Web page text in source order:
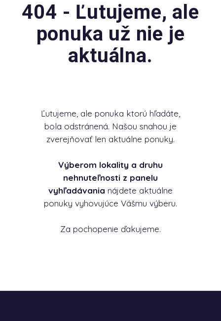
404 - Ľutujeme, ale
ponuka už nie je
aktuálna.
Ľutujeme, ale ponuka ktorú hľadáte,
bola odstránená. Našou snahou je
zverejňovať len aktuálne ponuky.
Výberom lokality a druhu
nehnuteľnosti z panelu
vyhľadávania nájdete aktuálne
ponuky vyhovujúce Vášmu výberu.
Za pochopenie ďakujeme.